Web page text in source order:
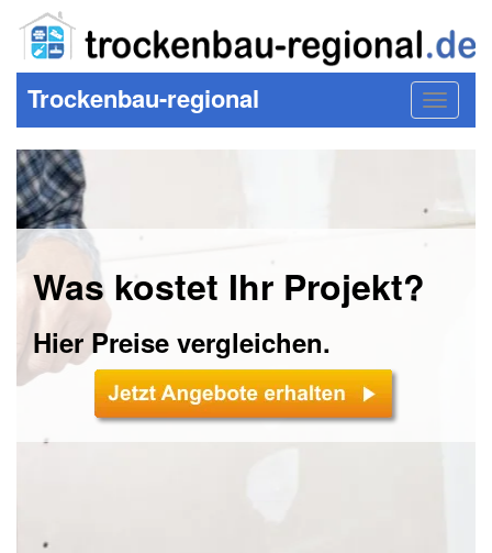
Toggle
Trockenbau-regional
Was kostet Ihr Projekt?
Hier Preise vergleichen.